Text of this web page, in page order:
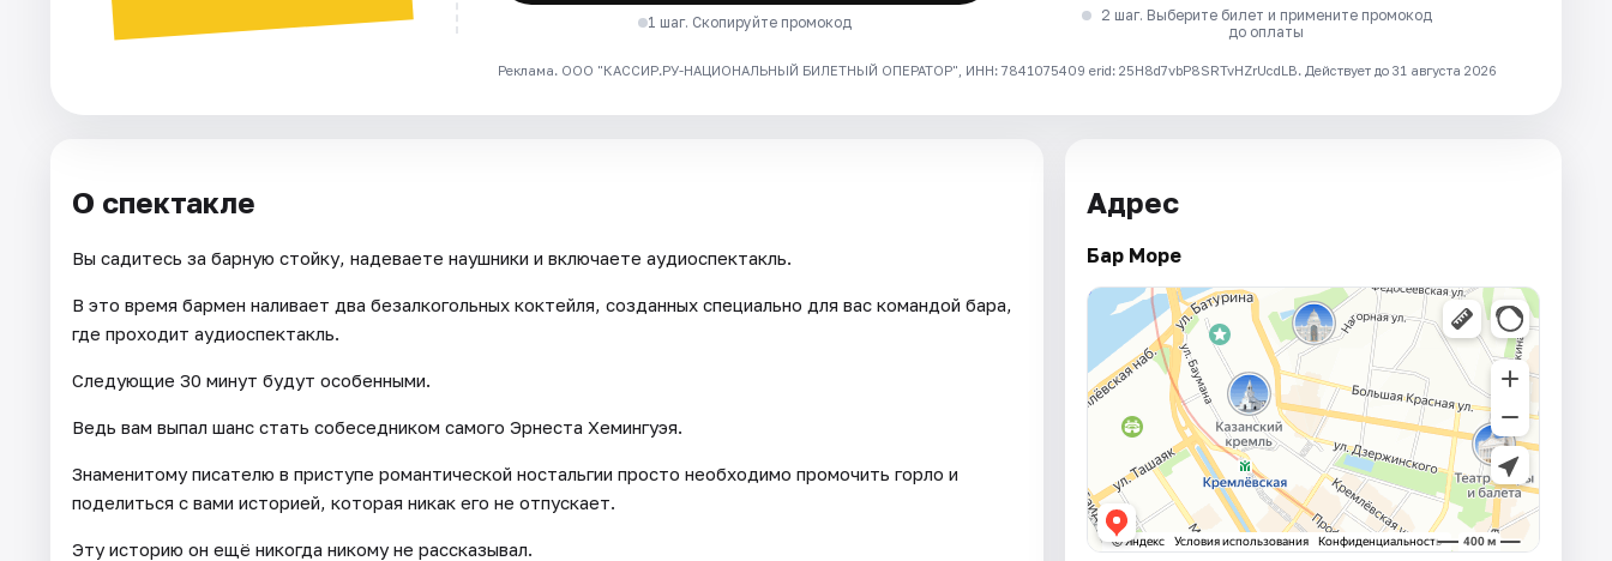
Рейтинги 1 шаг. Скопируйте промокод
2 шаг. Выберите билет и примените промокод
до оплаты
Реклама. ООО "КАССИР.РУ-НАЦИОНАЛЬНЫЙ БИЛЕТНЫЙ ОПЕРАТОР", ИНН: 7841075409 erid: 25H8d7vbP8SRTvHZrUcdLB. Действует до 31 августа 2026
О спектакле
Вы садитесь за барную стойку, надеваете наушники и включаете аудиоспектакль.
В это время бармен наливает два безалкогольных коктейля, созданных специально для вас командой бара,
где проходит аудиоспектакль.
Следующие 30 минут будут особенными.
Ведь вам выпал шанс стать собеседником самого Эрнеста Хемингуэя.
Знаменитому писателю в приступе романтической ностальгии просто необходимо промочить горло и
поделиться с вами историей, которая никак его не отпускает.
Эту историю он ещё никогда никому не рассказывал.
Адрес
Бар Море